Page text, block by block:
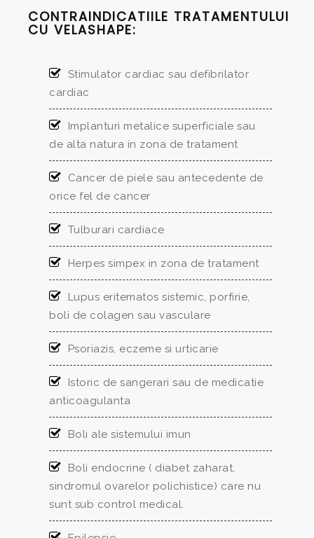
CONTRAINDICATIILE TRATAMENTULUI
CU VELASHAPE:
Stimulator cardiac sau defibrilator
cardiac
Implanturi metalice superficiale sau
de alta natura in zona de tratament
Cancer de piele sau antecedente de
orice fel de cancer
Tulburari cardiace
Herpes simpex in zona de tratament
Lupus eritematos sistemic, porfirie,
boli de colagen sau vasculare
Psoriazis, eczeme si urticarie
Istoric de sangerari sau de medicatie
anticoagulanta
Boli ale sistemului imun
Boli endocrine ( diabet zaharat,
sindromul ovarelor polichistice) care nu
sunt sub control medical.